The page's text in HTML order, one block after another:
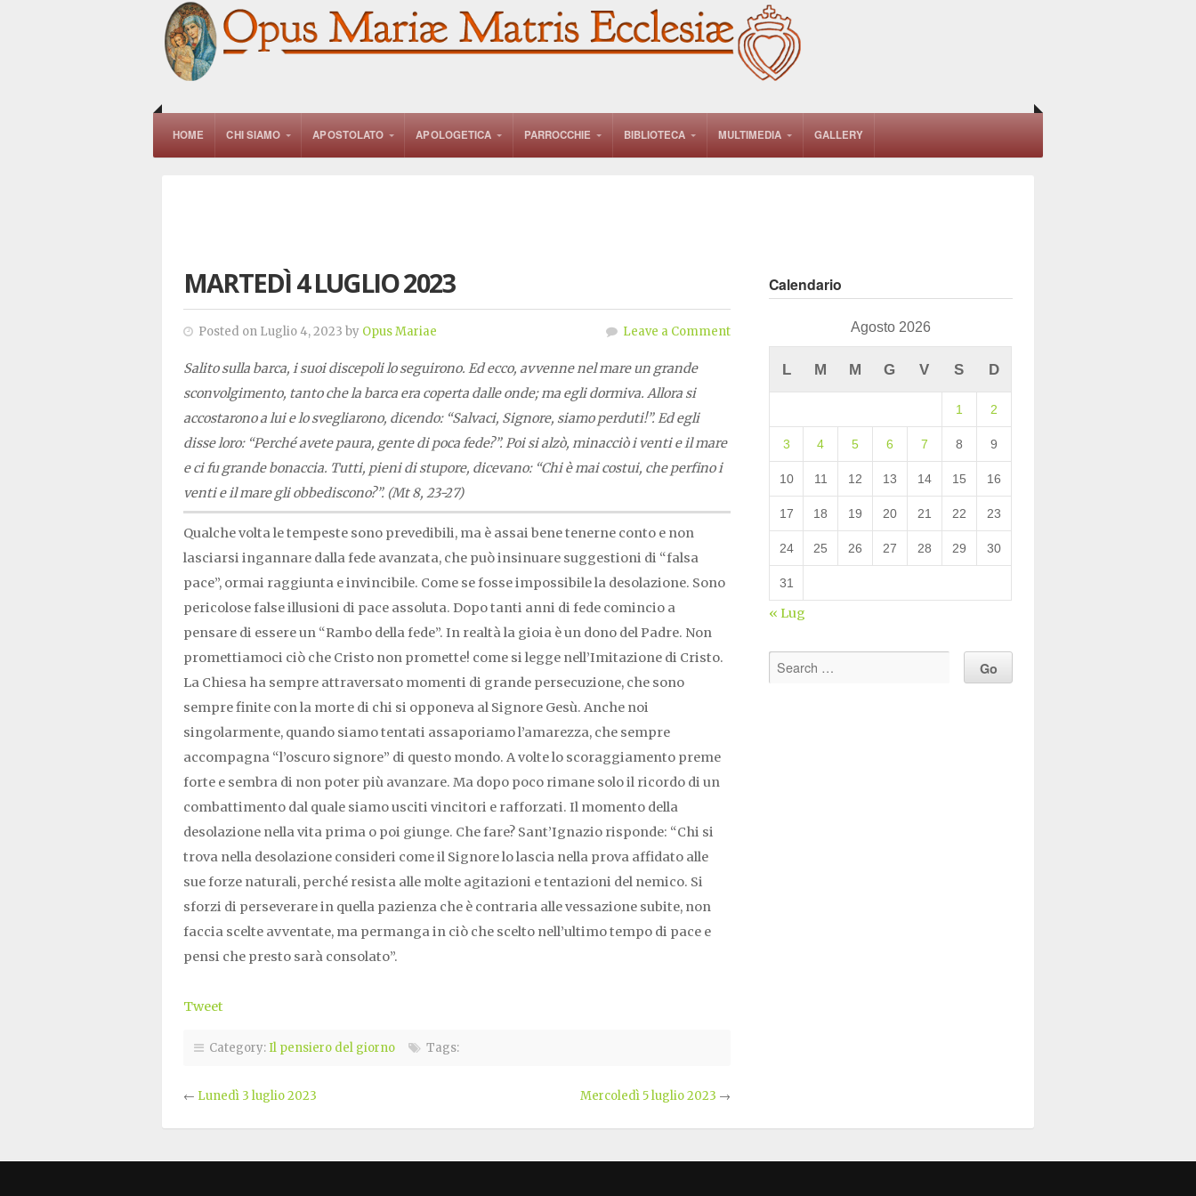
HOME CHI SIAMO APOSTOLATO APOLOGETICA PARROCCHIE BIBLIOTECA MULTIMEDIA GALLERY
MARTEDÌ 4 LUGLIO 2023
Posted on Luglio 4, 2023 by Opus Mariae Leave a Comment
Salito sulla barca, i suoi discepoli lo seguirono. Ed ecco, avvenne nel mare un grande
sconvolgimento, tanto che la barca era coperta dalle onde; ma egli dormiva. Allora si
accostarono a lui e lo svegliarono, dicendo: “Salvaci, Signore, siamo perduti!”. Ed egli
disse loro: “Perché avete paura, gente di poca fede?”. Poi si alzò, minacciò i venti e il mare
e ci fu grande bonaccia. Tutti, pieni di stupore, dicevano: “Chi è mai costui, che perfino i
venti e il mare gli obbediscono?”. (Mt 8, 23-27)
Qualche volta le tempeste sono prevedibili, ma è assai bene tenerne conto e non
lasciarsi ingannare dalla fede avanzata, che può insinuare suggestioni di “falsa
pace”, ormai raggiunta e invincibile. Come se fosse impossibile la desolazione. Sono
pericolose false illusioni di pace assoluta. Dopo tanti anni di fede comincio a
pensare di essere un “Rambo della fede”. In realtà la gioia è un dono del Padre. Non
promettiamoci ciò che Cristo non promette! come si legge nell’Imitazione di Cristo.
La Chiesa ha sempre attraversato momenti di grande persecuzione, che sono
sempre finite con la morte di chi si opponeva al Signore Gesù. Anche noi
singolarmente, quando siamo tentati assaporiamo l’amarezza, che sempre
accompagna “l’oscuro signore” di questo mondo. A volte lo scoraggiamento preme
forte e sembra di non poter più avanzare. Ma dopo poco rimane solo il ricordo di un
combattimento dal quale siamo usciti vincitori e rafforzati. Il momento della
desolazione nella vita prima o poi giunge. Che fare? Sant’Ignazio risponde: “Chi si
trova nella desolazione consideri come il Signore lo lascia nella prova affidato alle
sue forze naturali, perché resista alle molte agitazioni e tentazioni del nemico. Si
sforzi di perseverare in quella pazienza che è contraria alle vessazione subite, non
faccia scelte avventate, ma permanga in ciò che scelto nell’ultimo tempo di pace e
pensi che presto sarà consolato”.
Tweet
Category:Il pensiero del giorno Tags:
← Lunedì 3 luglio 2023 Mercoledì 5 luglio 2023 →
Calendario
Agosto 2026
L M M G V S D
1 2
3 4 5 6 7 8 9
10 11 12 13 14 15 16
17 18 19 20 21 22 23
24 25 26 27 28 29 30
31
« Lug